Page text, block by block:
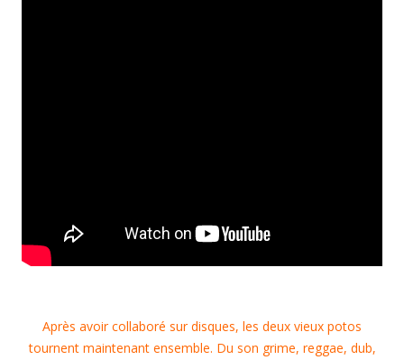
Après avoir collaboré sur disques, les deux vieux potos
tournent maintenant ensemble. Du son grime, reggae, dub,